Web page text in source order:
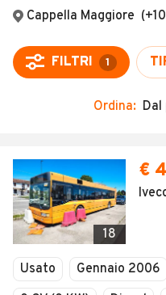
Auto Km 0
Auto Nuove
Moto
Camper
Veicoli Commerciali
Concessionari
ACCEDI
Cappella Maggiore
FILTRI 1
Ordina: Dal
18
€
Usato Gennaio 2006